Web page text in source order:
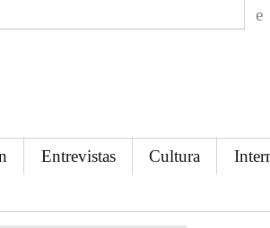
Entrevistas Cultura